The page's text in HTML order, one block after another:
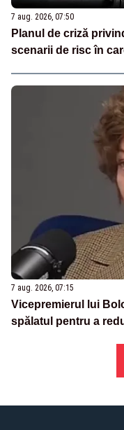
7 aug. 2026, 07:50
Planul de criză
scenarii de risc în
7 aug. 2026, 07:15
Vicepremierul lui
spălatul pentru a